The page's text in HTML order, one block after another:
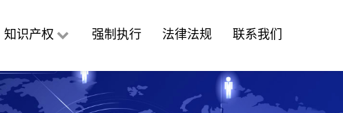
知识产权 强制执行 法律法规 联系我们